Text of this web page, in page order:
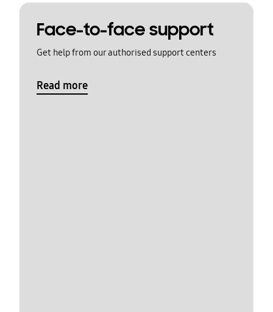
Face-to-face support
Get help from our authorised support centers
Read more